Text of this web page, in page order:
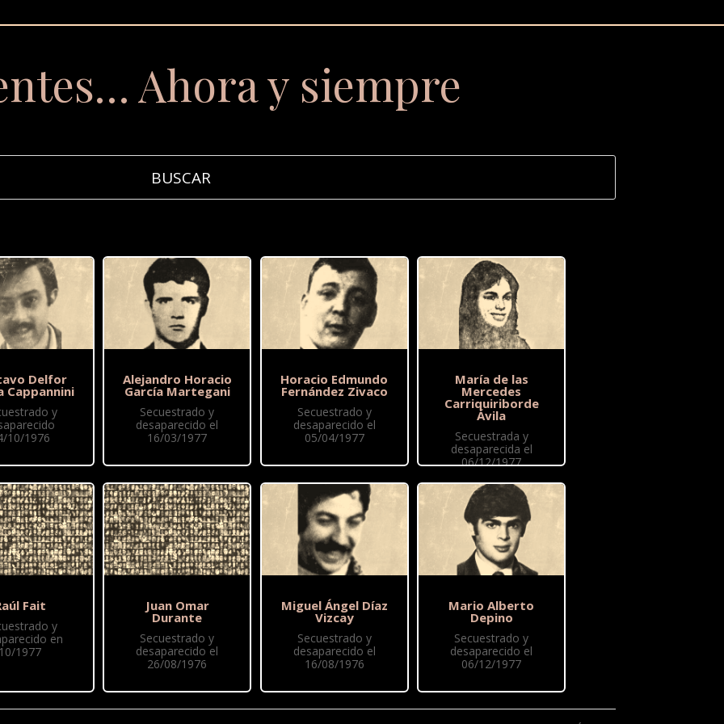
Ahora y siempre
Delfor
Cappannini
y
10/1976
Fait
y
en
1977
Alejandro Horacio
García Martegani
Secuestrado y
desaparecido el
16/03/1977
Juan Omar
Durante
Secuestrado y
desaparecido el
26/08/1976
Horacio Edmundo
Fernández Zivaco
Secuestrado y
desaparecido el
05/04/1977
Miguel Ángel Díaz
Vizcay
Secuestrado y
desaparecido el
16/08/1976
María de las
Mercedes
Carriquiriborde
Ávila
Secuestrada y
desaparecida el
06/12/1977
Mario Alberto
Depino
Secuestrado y
desaparecido el
06/12/1977